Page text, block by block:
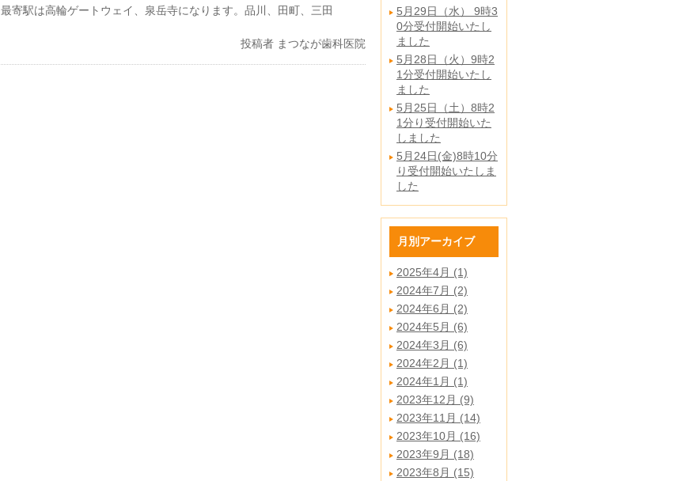
最寄駅は高輪ゲートウェイ、泉岳寺になります。品川、田町、三田
投稿者 まつなが歯科医院
5月29日（水） 9時3
0分受付開始いたし
ました
5月28日（火）9時2
1分受付開始いたし
ました
5月25日（土）8時2
1分り受付開始いた
しました
5月24日(金)8時10分
り受付開始いたしま
した
月別アーカイブ
2025年4月 (1)
2024年7月 (2)
2024年6月 (2)
2024年5月 (6)
2024年3月 (6)
2024年2月 (1)
2024年1月 (1)
2023年12月 (9)
2023年11月 (14)
2023年10月 (16)
2023年9月 (18)
2023年8月 (15)